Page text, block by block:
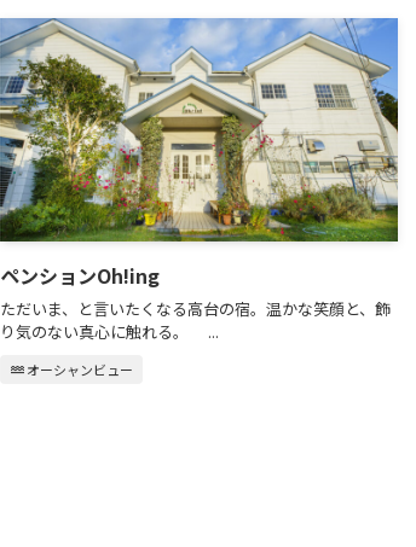
ペンションOh!ing
ただいま、と言いたくなる高台の宿。温かな笑顔と、飾
り気のない真心に触れる。 ...
waterオーシャンビュー